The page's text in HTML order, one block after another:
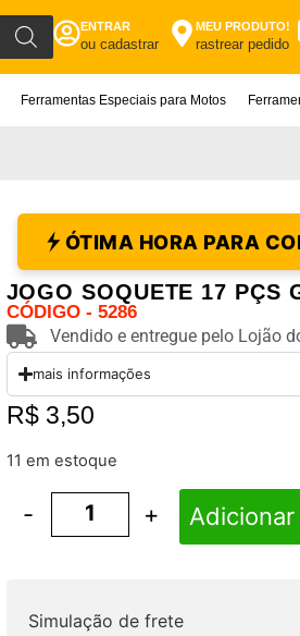
ENTRAR
ou cadastrar
MEU PRODUTO!
rastrear pedido
Ferramentas Especiais para Motos
ÓTIMA HORA PARA
JOGO SOQUETE 17 PÇS
CÓDIGO - 5286
Vendido e entregue pelo Lojão
mais informações
R$3,50
11 em estoque
- +
Simulação de frete